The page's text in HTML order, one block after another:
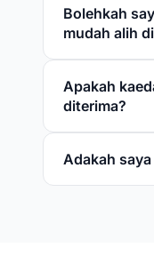
Bolehkah
mudah alih
Apakah
diterima?
Adakah